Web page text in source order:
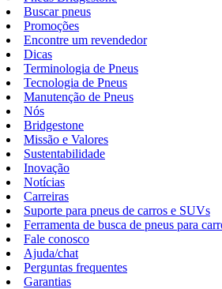
Buscar pneus
Promoções
Encontre um revendedor
Dicas
Terminologia de Pneus
Tecnologia de Pneus
Manutenção de Pneus
Nós
Bridgestone
Missão e Valores
Sustentabilidade
Inovação
Notícias
Carreiras
Suporte para pneus de carros e SUVs
Ferramenta de busca de pneus para
Fale conosco
Ajuda/chat
Perguntas frequentes
Garantias